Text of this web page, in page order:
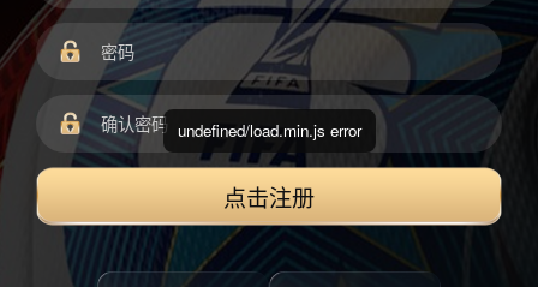
点击注册
undefined/load.min.js error